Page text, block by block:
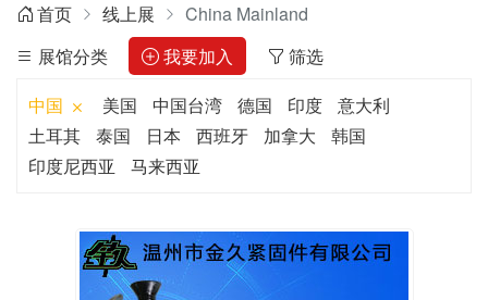
首页 线上展
China Mainland
展馆分类
我要加入
筛选
中国
美国 中国台湾 德国 印度
意大利
土耳其
泰国 日本 西班牙 加拿大
韩国
印度尼西亚
马来西亚